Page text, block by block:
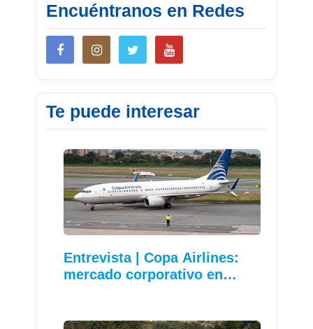
Encuéntranos en Redes
Te puede interesar
Entrevista | Copa Airlines:
mercado corporativo en…